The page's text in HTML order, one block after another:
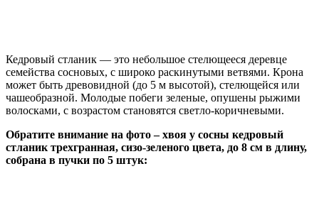
Кедровый стланик — это небольшое стелющееся деревце
семейства сосновых, с широко раскинутыми ветвями. Крона
может быть древовидной (до 5 м высотой), стелющейся или
чашеобразной. Молодые побеги зеленые, опушены рыжими
волосками, с возрастом становятся светло-коричневыми.
Обратите внимание на фото – хвоя у сосны кедровый
стланик трехгранная, сизо-зеленого цвета, до 8 см в длину,
собрана в пучки по 5 штук: